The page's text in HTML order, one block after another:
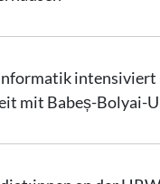
intensiviert
mit Babeș-Bolyai-